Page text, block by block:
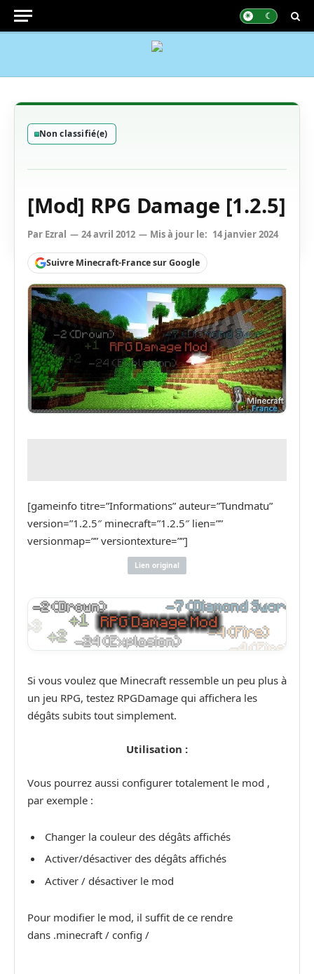
Non classifié(e)
[Mod] RPG Damage [1.2.5]
Par Ezral 24 avril 2012 Mis à jour le: 14 janvier 2024
Suivre Minecraft-France sur Google
[gameinfo titre=”Informations” auteur=”Tundmatu”
version=”1.2.5″ minecraft=”1.2.5″ lien=””
versionmap=”” versiontexture=””]
Lien original
Si vous voulez que Minecraft ressemble un peu plus à
un jeu RPG, testez RPGDamage qui affichera les
dégâts subits tout simplement.
Utilisation :
Vous pourrez aussi configurer totalement le mod ,
par exemple :
Changer la couleur des dégâts affichés
Activer/désactiver des dégâts affichés
Activer / désactiver le mod
Pour modifier le mod, il suffit de ce rendre
dans .minecraft / config /